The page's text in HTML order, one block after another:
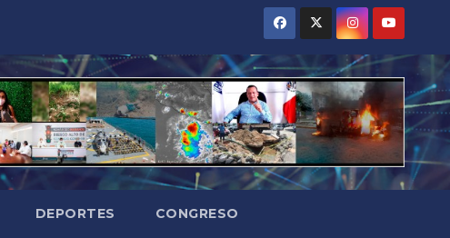
DEPORTES CONGRESO